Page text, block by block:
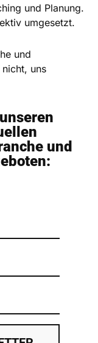
und Planung.
umgesetzt.
und
nicht, uns
und